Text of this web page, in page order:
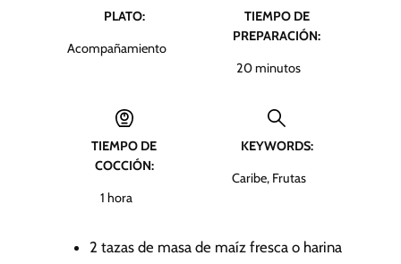
PLATO:
Acompañamiento
TIEMPO DE
PREPARACIÓN:
20m
t
s
minutos
TIEMPO DE
COCCIÓN:
1 h
a
hora
KEYWORDS:
Caribe, Frutas
2 tazas de masa de maíz fresca o harina